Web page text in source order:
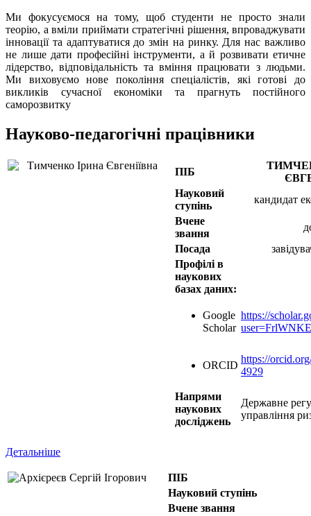
Ми фокусуємося на тому, щоб студенти не просто знали
теорію, а вміли приймати стратегічні рішення, впроваджувати
інновації та адаптуватися до змін на ринку. Для нас важливо
не лише дати професійні інструменти, а й розвивати етичне
лідерство, відповідальність та вміння працювати з людьми.
Ми виховуємо нове покоління спеціалістів, які готові до
викликів сучасної економіки та прагнуть постійного
саморозвитку
Науково-педагогічні працівники
ПІБ
Науковий
ступінь
кандидат
Вчене
звання
Посада
Профілі в
наукових
базах даних:
Google
Scholar
https://
ORCID
https://
4929
Напрями
наукових
досліджень
Державне
управління
Детальніше
ПІБ
Науковий ступінь
Вчене звання